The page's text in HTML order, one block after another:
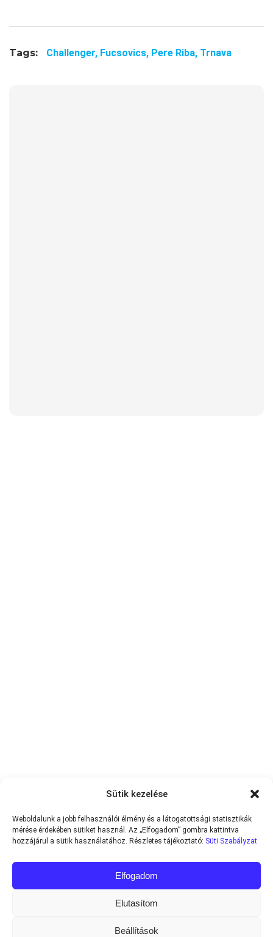
Sütik kezelése
Weboldalunk a jobb felhasználói élmény és a látogatottsági statisztikák
mérése érdekében sütiket használ. Az „Elfogadom” gombra kattintva
hozzájárul a sütik használatához. Részletes tájékoztató: Süti Szabályzat
Elfogadom
Elutasítom
Beállítások
Tags: Challenger, Fucsovics, Pere Riba, Trnava
Minden jog fenntartva © 2013-2026Teniszvilag.com